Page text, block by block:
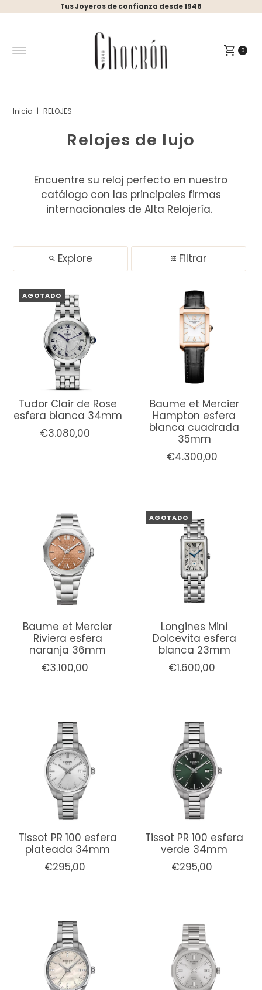
Ir directamente al contenido
Tus Joyeros de confianza desde 1948
0
Inicio | RELOJES
Relojes de lujo
Encuentre su reloj perfecto en nuestro
catálogo con las principales firmas
internacionales de Alta Relojería.
Explore Filtrar
AGOTADO
Tudor Clair de Rose
esfera blanca 34mm
€3.080,00
Baume et Mercier
Hampton esfera
blanca cuadrada
35mm
€4.300,00
Baume et Mercier
Riviera esfera
naranja 36mm
€3.100,00
AGOTADO
Longines Mini
Dolcevita esfera
blanca 23mm
€1.600,00
Tissot PR 100 esfera
plateada 34mm
€295,00
Tissot PR 100 esfera
verde 34mm
€295,00